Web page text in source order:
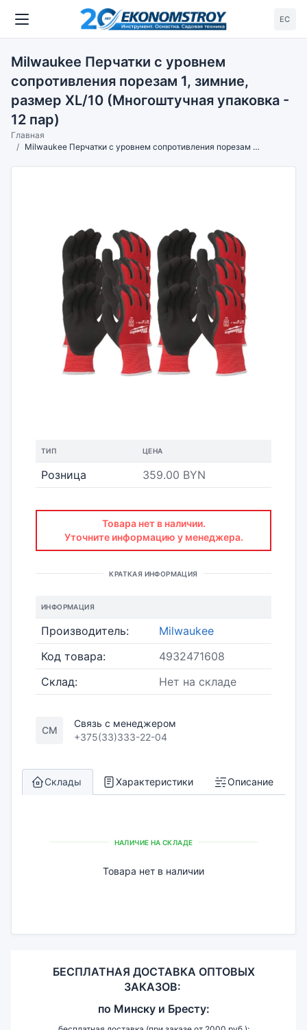
ЕС
Milwaukee Перчатки с уровнем
сопротивления порезам 1, зимние,
размер XL/10 (Многоштучная упаковка -
12 пар)
Главная
Milwaukee Перчатки с уровнем сопротивления порезам 1, зимние, размер XL/10 (Многоштучная упаковка - 12 пар)
ТИП ЦЕНА
Розница 359.00 BYN
Товара нет в наличии.
Уточните информацию у менеджера.
КРАТКАЯ ИНФОРМАЦИЯ
ИНФОРМАЦИЯ
Производитель:
Milwaukee
Код товара:
4932471608
Склад:
Нет на складе
СМ
Связь с менеджером
+375(33)333-22-04
Склады Характеристики Описание
НАЛИЧИЕ НА СКЛАДЕ
Товара нет в наличии
БЕСПЛАТНАЯ ДОСТАВКА ОПТОВЫХ
ЗАКАЗОВ:
по Минску и Бресту: